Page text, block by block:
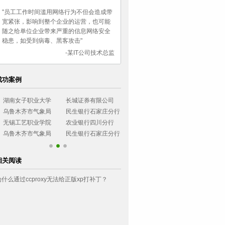
"员工工作时间滥用网络行为不但会造成带
宽紧张，影响到整个企业的运营，也可能
随之给单位企业带来严重的信息网络安全
稳患，如受到病毒、黑客攻击"
-某IT公司技术总监
功案例
南女子职业大学
长城证券有限公司
鲁木齐市气象局
民生银行石家庄分行
锡工艺职业学院
农业银行四川分行
鲁木齐市气象局
民生银行石家庄分行
关阅读
什么通过ccproxy无法给正版xp打补丁？